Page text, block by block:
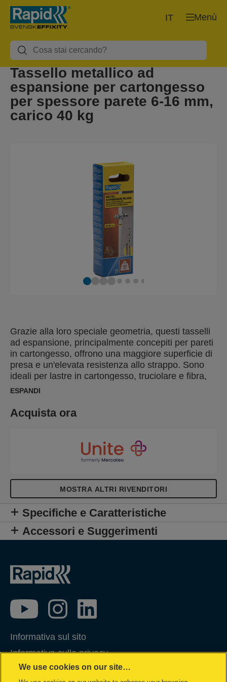
Menù
IT
Tassello metallico ad
espansione per cartongesso
per spessore parete 6-16 mm,
carico 40 kg
Grazie alla loro speciale geometria, questi tasselli
ad espansione, principalmente concepiti per pareti
in cartongesso, offrono una maggiore superficie di
presa e un'elevata resistenza allo strappo. Sono
ideali per lastre in cartongesso, truciolare e fibra,
nonché lastre in plastica, metallo e laminato con
tasselli ad espansione sono forniti con una punta
per forare e una per avvitare della dimensione
possibili errori. Per un'installazione rapida e
semplice, utilizzare gli strumenti di fissaggio Rapid
ESPANDI
Acquista ora
MOSTRA ALTRI RIVENDITORI
Specifiche e Caratteristiche
Accessori e Suggerimenti
Informativa sul sito
Informativa sulla privacy
Gestione dei Cookie
We use cookies on our site…